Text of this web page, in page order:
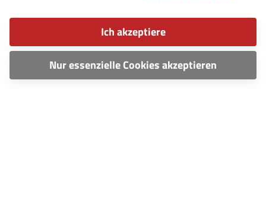
Ich akzeptiere
Nur essenzielle Cookies akzeptieren